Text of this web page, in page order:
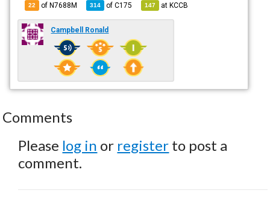
22 of N7688M 314 ofC175 147 atKCCB
Campbell Ronald
Comments
Please log in or register to post a
comment.